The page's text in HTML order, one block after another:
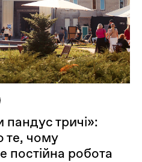
тричі»:
те, чому
постійна робота